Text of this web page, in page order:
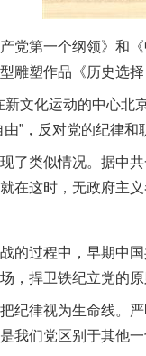
第一个纲领》和《
雕塑作品《历史选
化运动的中心北
”，反对党的纪律
类似情况。据中共
在这时，无政府主
过程中，早期中国
，捍卫铁纪立党的原
律视为生命线。严
我们党区别于其他一